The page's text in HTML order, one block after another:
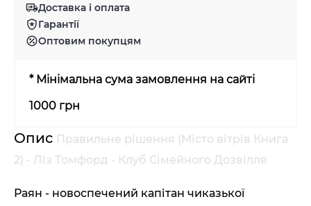
Доставка і оплата
Гарантії
Оптовим покупцям
* Мінімальна сума замовлення на сайті
1000 грн
Опис Правильне рішення (Місто вітрів Книга
2) - Ліз Томфорд - Клуб Сімейного Дозвілля
Раян - новоспечений капітан чиказької